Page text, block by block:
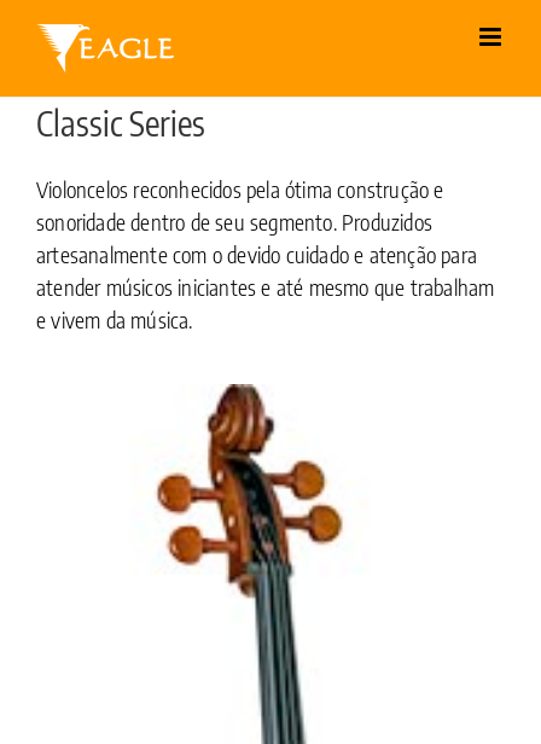
content
Classic Series
Violoncelos reconhecidos pela ótima construção e
sonoridade dentro de seu segmento. Produzidos
artesanalmente com o devido cuidado e atenção para
atender músicos iniciantes e até mesmo que trabalham
e vivem da música.